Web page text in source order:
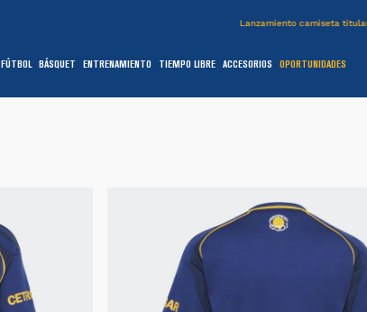
Lanzamiento camiseta
FÚTBOL BÁSQUET ENTRENAMIENTO TIEMPO LIBRE ACCESORIOS OPORTUNIDADES
campera
básquet
pantalon